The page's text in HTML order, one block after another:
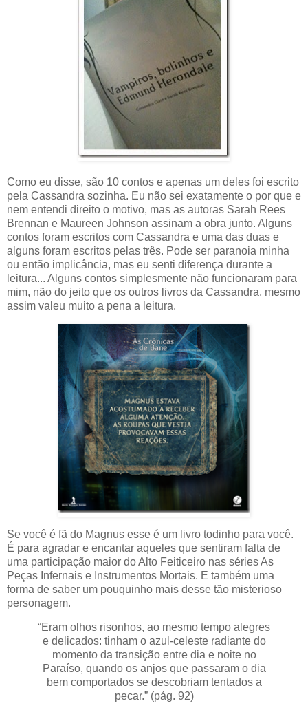
Como eu disse, são 10 contos e apenas um deles foi escrito
pela Cassandra sozinha. Eu não sei exatamente o por que e
nem entendi direito o motivo, mas as autoras Sarah Rees
Brennan e Maureen Johnson assinam a obra junto. Alguns
contos foram escritos com Cassandra e uma das duas e
alguns foram escritos pelas três. Pode ser paranoia minha
ou então implicância, mas eu senti diferença durante a
leitura... Alguns contos simplesmente não funcionaram para
mim, não do jeito que os outros livros da Cassandra, mesmo
assim valeu muito a pena a leitura.
Se você é fã do Magnus esse é um livro todinho para você.
É para agradar e encantar aqueles que sentiram falta de
uma participação maior do Alto Feiticeiro nas séries As
Peças Infernais e Instrumentos Mortais. E também uma
forma de saber um pouquinho mais desse tão misterioso
personagem.
“Eram olhos risonhos, ao mesmo tempo alegres
e delicados: tinham o azul-celeste radiante do
momento da transição entre dia e noite no
Paraíso, quando os anjos que passaram o dia
bem comportados se descobriam tentados a
pecar.” (pág. 92)